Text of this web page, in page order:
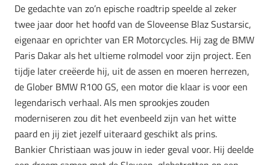
De gedachte van zo’n epische roadtrip speelde al zeker
twee jaar door het hoofd van de Sloveense Blaz Sustarsic,
eigenaar en oprichter van ER Motorcycles. Hij zag de BMW
Paris Dakar als het ultieme rolmodel voor zijn project. Een
tijdje later creëerde hij, uit de assen en moeren herrezen,
de Glober BMW R100 GS, een motor die klaar is voor een
legendarisch verhaal. Als men sprookjes zouden
moderniseren zou dit het evenbeeld zijn van het witte
paard en jij ziet jezelf uiteraard geschikt als prins.
Bankier Christiaan was jouw in ieder geval voor. Hij deelde